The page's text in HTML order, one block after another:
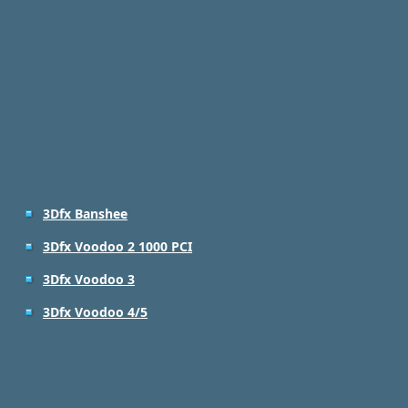
3Dfx Banshee
3Dfx Voodoo 2 1000 PCI
3Dfx Voodoo 3
3Dfx Voodoo 4/5